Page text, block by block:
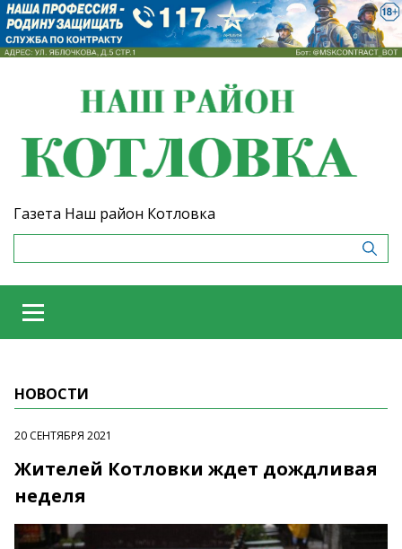
Газета Наш район Котловка
НОВОСТИ
20 СЕНТЯБРЯ 2021
Жителей Котловки ждет дождливая
неделя